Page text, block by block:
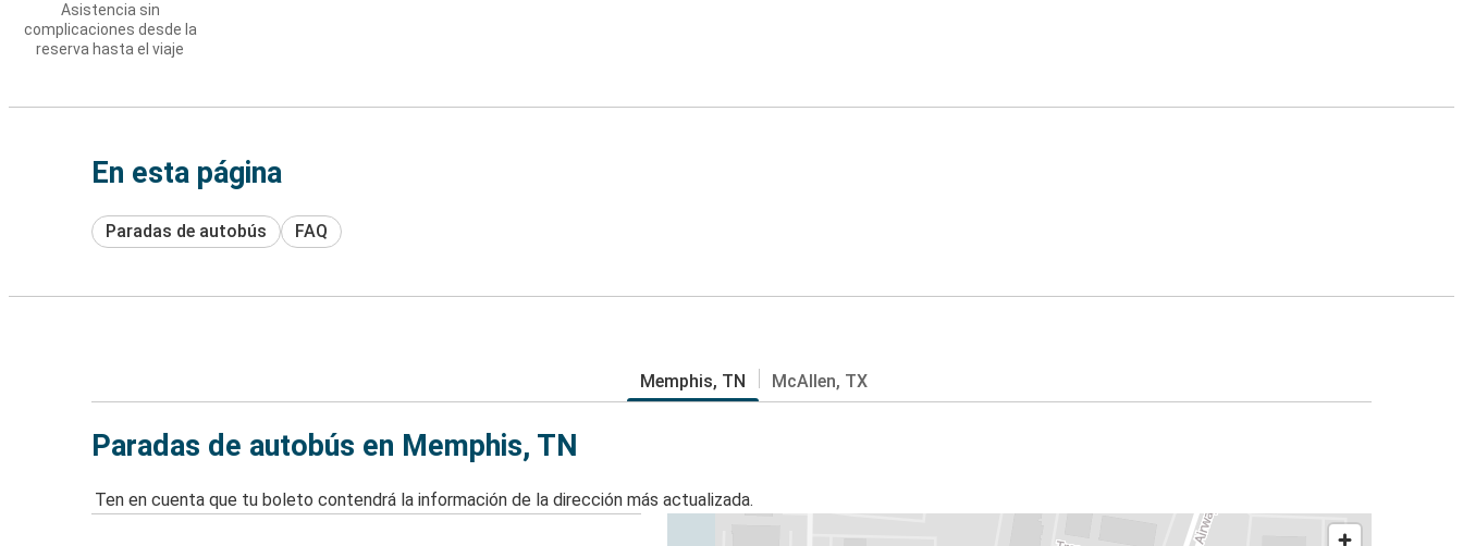
Asistencia sin
complicaciones desde la
reserva hasta el viaje
En esta página
Paradas de autobús FAQ
Memphis, TN McAllen, TX
Paradas de autobús en Memphis, TN
Ten en cuenta que tu boleto contendrá la información de la dirección más actualizada.